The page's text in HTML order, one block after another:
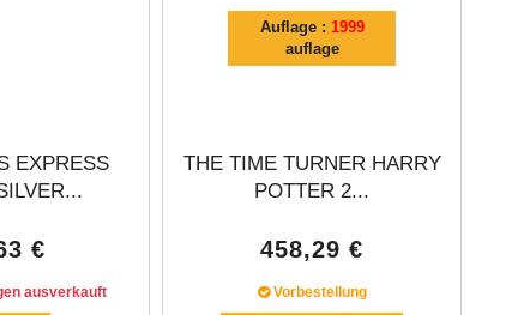
EXPRESS
€
ausverkauft
Auflage : 1999
auflage
THE TIME TURNER HARRY
POTTER 2...
458,29 €
Vorbestellung